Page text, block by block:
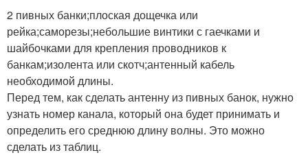
2 пивных банки;плоская дощечка или
рейка;саморезы;небольшие винтики с гаечками и
шайбочками для крепления проводников к
банкам;изолента или скотч;антенный кабель
необходимой длины.
Перед тем, как сделать антенну из пивных банок, нужно
узнать номер канала, который она будет принимать и
определить его среднюю длину волны. Это можно
сделать из таблиц.